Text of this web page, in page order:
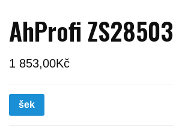
AhProfi ZS28503
1 853,00Kč
šek